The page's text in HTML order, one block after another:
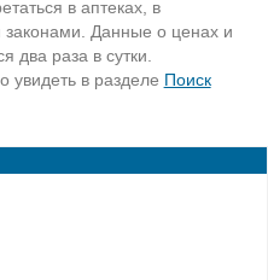
в аптеках, в
законами. Данные о ценах и
два раза в сутки.
увидеть в разделе Поиск